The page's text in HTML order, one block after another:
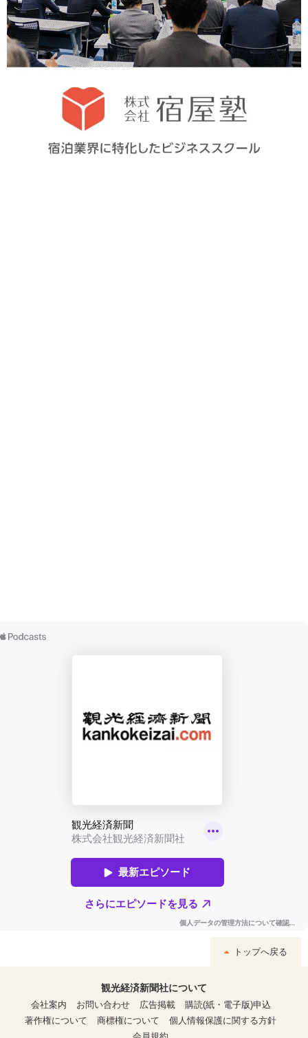
トップへ戻る
観光経済新聞社について
会社案内
お問い合わせ 広告掲載
購読(紙・電子版)申込
著作権について
商標権について
個人情報保護に関する方針